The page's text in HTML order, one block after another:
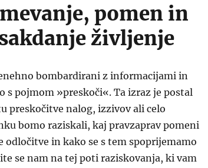
pomen in
življenje
bombardirani z informacijami in
s pojmom »preskoči«. Ta izraz je postal
preskočitve nalog, izzivov ali celo
bomo raziskali, kaj pravzaprav pomeni
odločitve in kako se s tem spoprijemamo
se nam na tej poti raziskovanja, ki vam